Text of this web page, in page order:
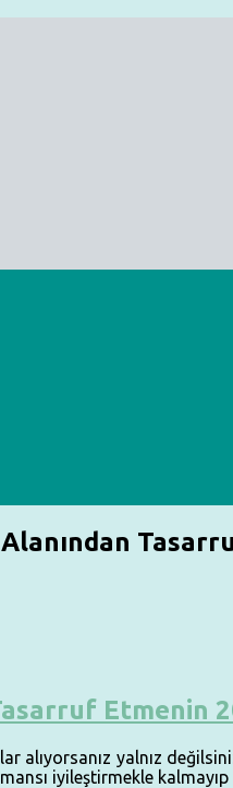
Etmenin
alıyorsanız yalnız
iyileştirmekle kalmayıp